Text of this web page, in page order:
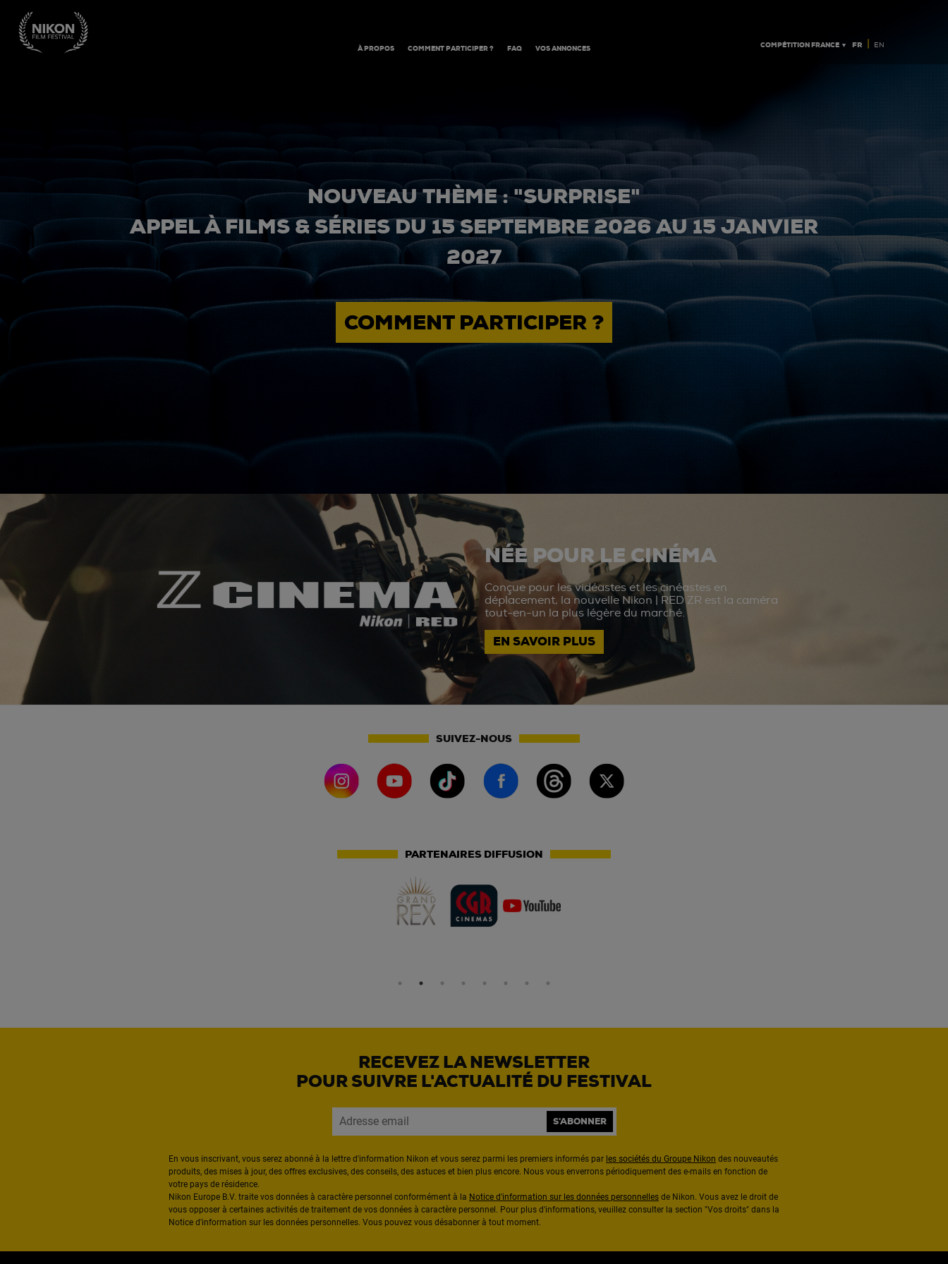
À PROPOS COMMENT PARTICIPER ? FAQ VOS ANNONCES COMPÉTITION FRANCE ▼ FR | EN
NOUVEAU THÈME : "SURPRISE"
APPEL À FILMS & SÉRIES DU 15 SEPTEMBRE 2026 AU 15 JANVIER
2027
COMMENT PARTICIPER ?
NÉE POUR LE CINÉMA
Conçue pour les vidéastes et les cinéastes en
déplacement, la nouvelle Nikon | RED ZR est la caméra
tout-en-un la plus légère du marché.
EN SAVOIR PLUS
SUIVEZ-NOUS
PARTENAIRES DIFFUSION
RECEVEZ LA NEWSLETTER
POUR SUIVRE L'ACTUALITÉ DU FESTIVAL
S'ABONNER
En vous inscrivant, vous serez abonné à la lettre d'information Nikon et vous serez parmi les premiers informés par les sociétés du Groupe Nikon des nouveautés
produits, des mises à jour, des offres exclusives, des conseils, des astuces et bien plus encore. Nous vous enverrons périodiquement des e-mails en fonction de
votre pays de résidence.
Nikon Europe B.V. traite vos données à caractère personnel conformément à la Notice d'information sur les données personnelles de Nikon. Vous avez le droit de
vous opposer à certaines activités de traitement de vos données à caractère personnel. Pour plus d'informations, veuillez consulter la section "Vos droits" dans la
Notice d'information sur les données personnelles. Vous pouvez vous désabonner à tout moment.